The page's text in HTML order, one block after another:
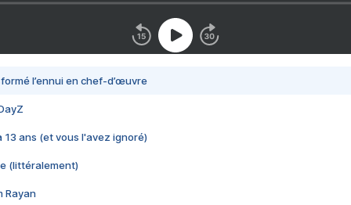
l’ennui en chef-d’œuvre
13 ans (et vous l'avez ignoré)
(littéralement)
Rayan